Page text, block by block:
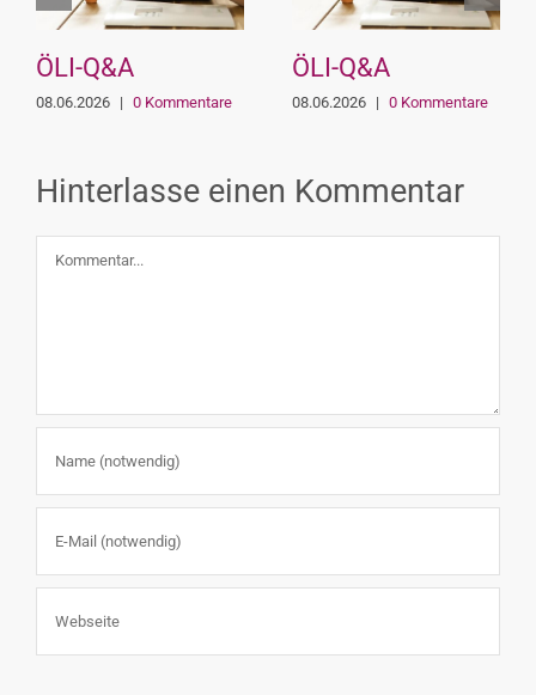
ÖLI-Q&A
08.06.2026 | 0 Kommentare
ÖLI-Q&A
08.06.2026 | 0 Kommentare
Hinterlasse einen Kommentar
Kommentar